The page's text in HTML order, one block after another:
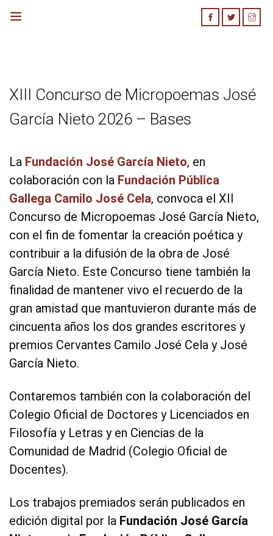
Bases Concurso
Cómo Participar
XIII Concurso de Micropoemas José
García Nieto 2026 – Bases
La Fundación José García Nieto, en
colaboración con la Fundación Pública
Gallega Camilo José Cela, convoca el XII
Concurso de Micropoemas José García Nieto,
con el fin de fomentar la creación poética y
contribuir a la difusión de la obra de José
García Nieto. Este Concurso tiene también la
finalidad de mantener vivo el recuerdo de la
gran amistad que mantuvieron durante más de
cincuenta años los dos grandes escritores y
premios Cervantes Camilo José Cela y José
García Nieto.
Contaremos también con la colaboración del
Colegio Oficial de Doctores y Licenciados en
Filosofía y Letras y en Ciencias de la
Comunidad de Madrid (Colegio Oficial de
Docentes).
Los trabajos premiados serán publicados en
edición digital por la Fundación José García